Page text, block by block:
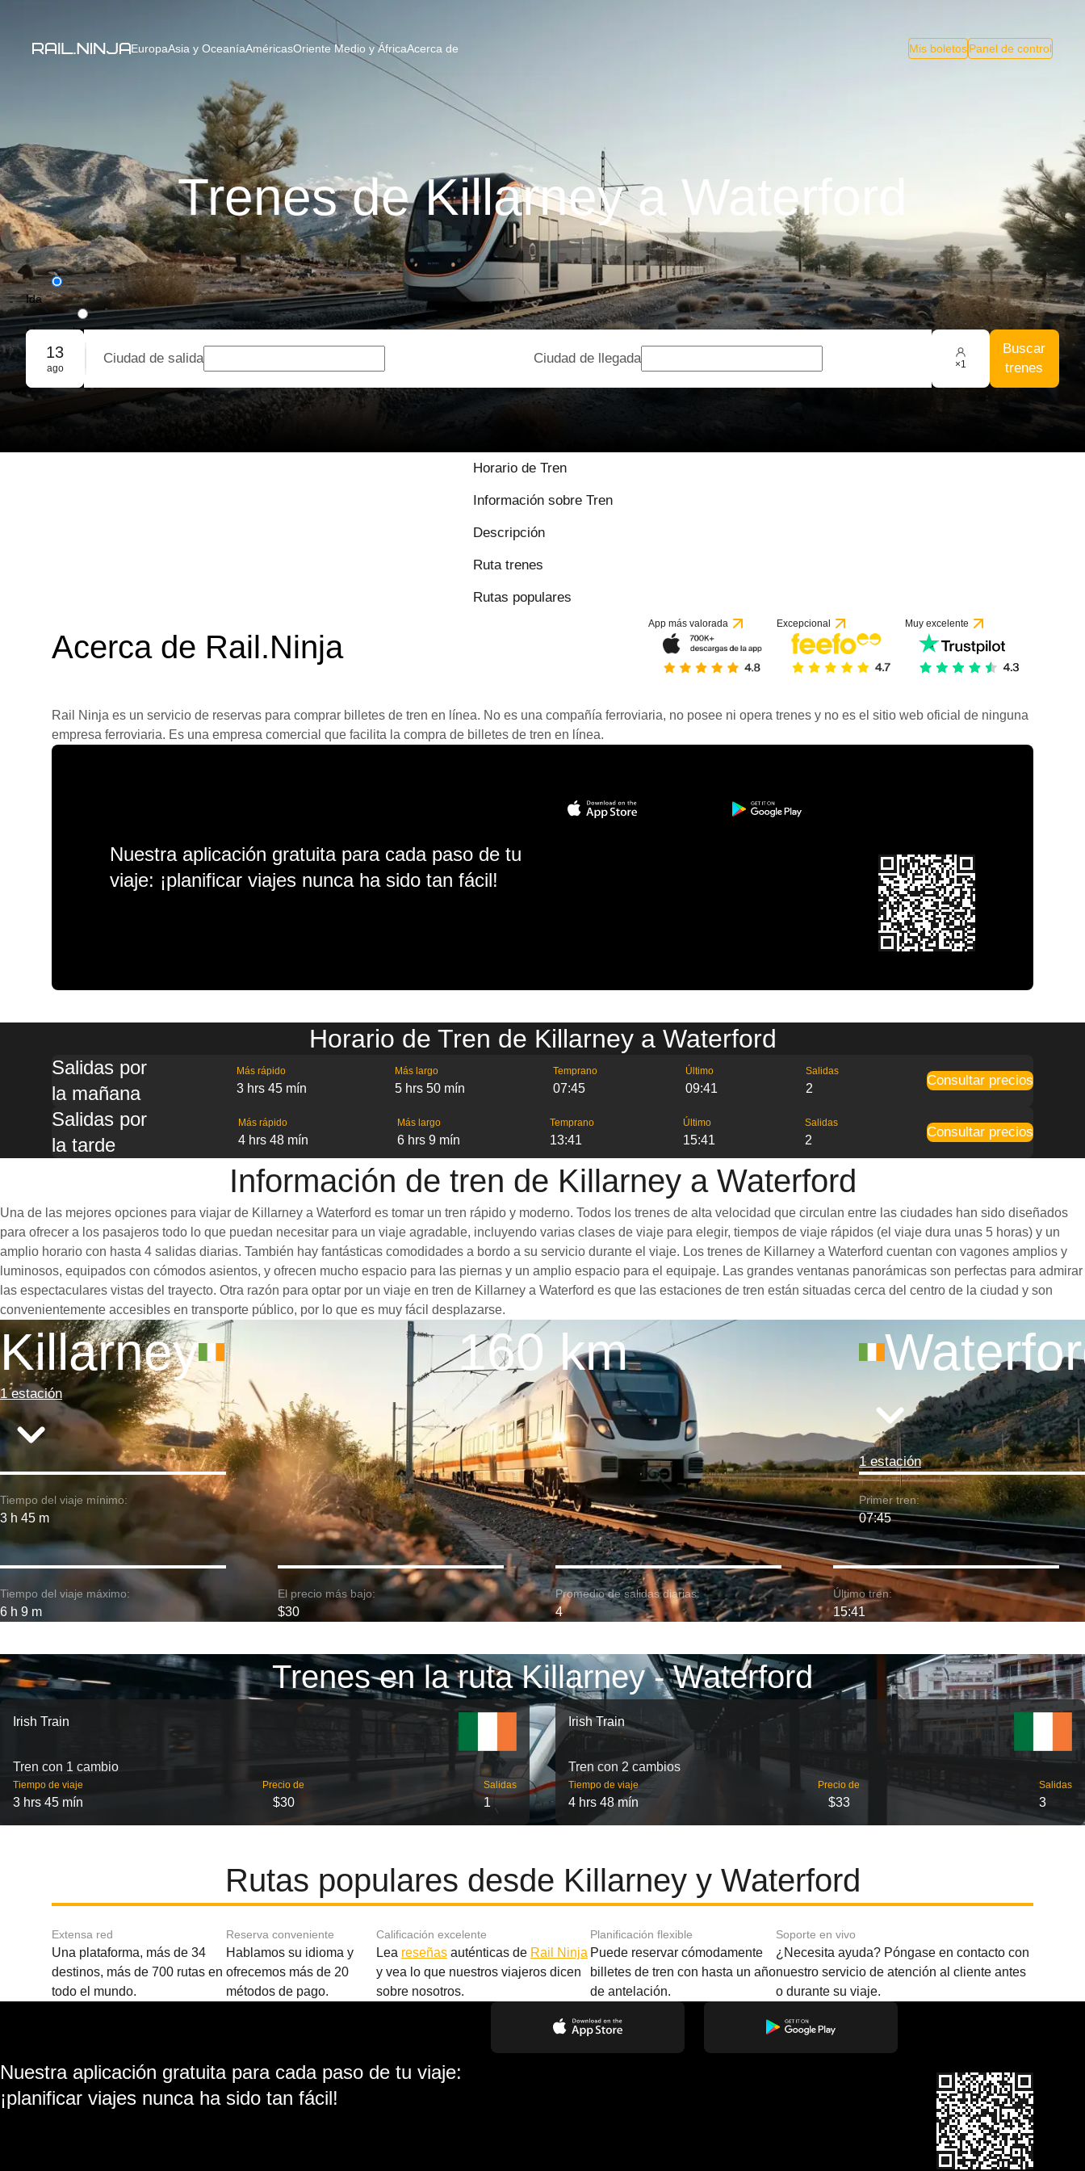
EuropaAsia y OceaníaAméricasOriente Medio y ÁfricaAcerca de Mis boletosPanel de control
Trenes de Killarney a Waterford
Ida
Ida y vuelta
Reserva grupal
13
ago
Ciudad de salida Ciudad de llegada ×1
Buscar
trenes
Horario de Tren
Información sobre Tren
Descripción
Ruta trenes
Rutas populares
Acerca de Rail.Ninja
App más valorada Excepcional Muy excelente
Rail Ninja es un servicio de reservas para comprar billetes de tren en línea. No es una compañía ferroviaria, no posee ni opera trenes y no es el sitio web oficial de ninguna
empresa ferroviaria. Es una empresa comercial que facilita la compra de billetes de tren en línea.
Nuestra aplicación gratuita para cada paso de tu
viaje: ¡planificar viajes nunca ha sido tan fácil!
Horario de Tren de Killarney a Waterford
Salidas por
la mañana
Más rápido
3 hrs 45 mín
Más largo
5 hrs 50 mín
Temprano
07:45
Último
09:41
Salidas
2
Consultar precios
Salidas por
la tarde
Más rápido
4 hrs 48 mín
Más largo
6 hrs 9 mín
Temprano
13:41
Último
15:41
Salidas
2
Consultar precios
Información de tren de Killarney a Waterford
Una de las mejores opciones para viajar de Killarney a Waterford es tomar un tren rápido y moderno. Todos los trenes de alta velocidad que circulan entre las ciudades han sido diseñados
para ofrecer a los pasajeros todo lo que puedan necesitar para un viaje agradable, incluyendo varias clases de viaje para elegir, tiempos de viaje rápidos (el viaje dura unas 5 horas) y un
amplio horario con hasta 4 salidas diarias. También hay fantásticas comodidades a bordo a su servicio durante el viaje. Los trenes de Killarney a Waterford cuentan con vagones amplios y
luminosos, equipados con cómodos asientos, y ofrecen mucho espacio para las piernas y un amplio espacio para el equipaje. Las grandes ventanas panorámicas son perfectas para admirar
las espectaculares vistas del trayecto. Otra razón para optar por un viaje en tren de Killarney a Waterford es que las estaciones de tren están situadas cerca del centro de la ciudad y son
convenientemente accesibles en transporte público, por lo que es muy fácil desplazarse.
Killarney
1 estación
160 km
1 estación
Tiempo del viaje mínimo:
3 h 45 m
Primer tren:
07:45
Tiempo del viaje máximo:
6 h 9 m
El precio más bajo:
$30
Promedio de salidas diarias:
4
Último tren:
15:41
Trenes en la ruta Killarney - Waterford
Irish Train
Tren con 1 cambio
Tiempo de viaje
3 hrs 45 mín
Precio de
$30
Salidas
1
Irish Train
Tren con 2 cambios
Tiempo de viaje
4 hrs 48 mín
Precio de
$33
Salidas
3
Rutas populares desde Killarney y Waterford
Extensa red
Una plataforma, más de 34
destinos, más de 700 rutas en
todo el mundo.
Reserva conveniente
Hablamos su idioma y
ofrecemos más de 20
métodos de pago.
Calificación excelente
Lea reseñasauténticas de Rail Ninja
y vea lo que nuestros viajeros dicen
sobre nosotros.
Planificación flexible
Puede reservar cómodamente
billetes de tren con hasta un año
de antelación.
Soporte en vivo
¿Necesita ayuda? Póngase en contacto con
nuestro servicio de atención al cliente antes
o durante su viaje.
Nuestra aplicación gratuita para cada paso de tu viaje:
¡planificar viajes nunca ha sido tan fácil!